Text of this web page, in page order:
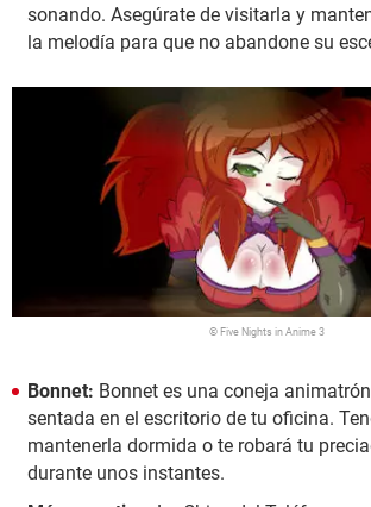
sonando. Asegúrate de visitarla y
la melodía para que no abandone su
© Five Nights in Anime 3
Bonnet: Bonnet es una coneja
sentada en el escritorio de tu oficina.
mantenerla dormida o te robará tu
durante unos instantes.